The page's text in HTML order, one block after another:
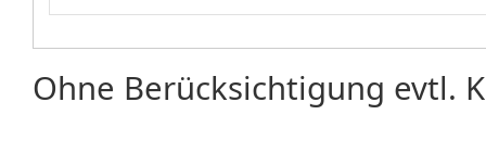
Ohne Berücksichtigung evtl.